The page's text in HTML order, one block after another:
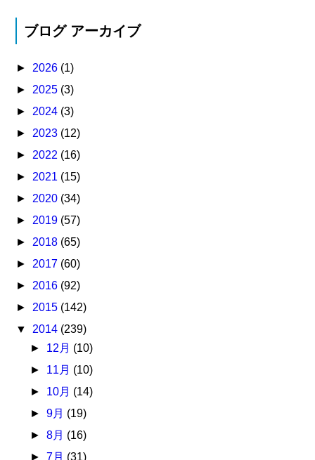
ブログ アーカイブ
► 2026 (1)
► 2025 (3)
► 2024 (3)
► 2023 (12)
► 2022 (16)
► 2021 (15)
► 2020 (34)
► 2019 (57)
► 2018 (65)
► 2017 (60)
► 2016 (92)
► 2015 (142)
▼ 2014 (239)
► 12月 (10)
► 11月 (10)
► 10月 (14)
► 9月 (19)
► 8月 (16)
► 7月 (31)